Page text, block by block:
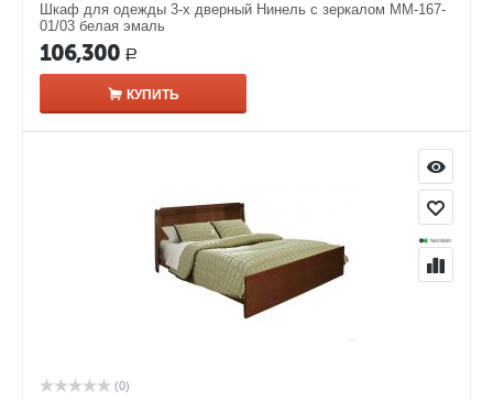
Шкаф для одежды 3-х дверный Нинель с зеркалом ММ-167-
01/03 белая эмаль
106,300 Р
КУПИТЬ
(0)